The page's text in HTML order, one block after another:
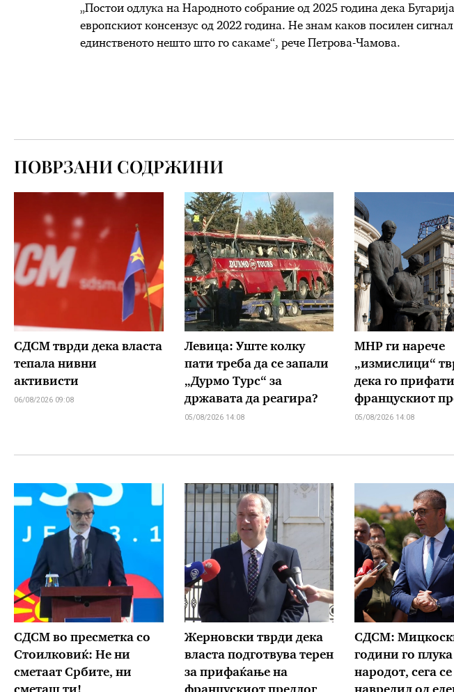
„Постои одлука на Народното собрание од 2025 година дека
европскиот консензус од 2022 година. Не знам каков посилен
единственото нешто што го сакаме“, рече Петрова-Чамова.
ПОВРЗАНИ СОДРЖИНИ
СДСМ тврди дека власта
тепала нивни
активисти
06/08/2026 09:08
Левица: Уште колку
пати треба да се запали
„Дурмо Турс“ за
државата да реагира?
05/08/2026 14:08
МНР ги нарече
„измислици“
дека го
францускиот
05/08/2026 14:08
СДСМ во пресметка со
Стоилковиќ: Не ни
сметаат Србите, ни
Жерновски тврди дека
власта подготвува терен
за прифаќање на
СДСМ:
години го плука
народот, сега се